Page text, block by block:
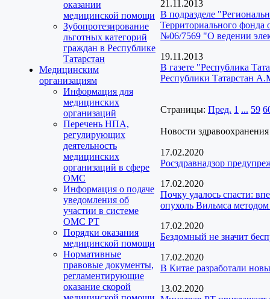
оказании
медицинской помощи
Зубопротезирование
льготных категорий
граждан в Республике
Татарстан
Медицинским
организациям
Информация для
медицинских
организаций
Перечень НПА,
регулирующих
деятельность
медицинских
организаций в сфере
ОМС
Информация о подаче
уведомления об
участии в системе
ОМС РТ
Порядки оказания
медицинской помощи
Нормативные
правовые документы,
регламентирующие
оказание скорой
21.11.2013
В подразделе
Территориального фонда
№06/7569 "О ведении
19.11.2013
В газете "Республика
Республики Татарстан
Страницы: Пред. 1 ... 59
Новости здравоохранения
17.02.2020
Росздравнадзор
17.02.2020
Почку удалось спасти:
опухоль Вильмса
17.02.2020
Бездомный не значит
17.02.2020
В Китае разработали
13.02.2020